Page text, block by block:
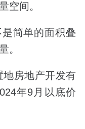
空间。
简单的面积叠
。
房地产开发有
年9月以底价